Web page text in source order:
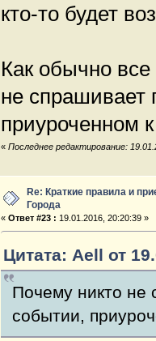
кто-то будет
Как обычно
не спрашивает
приуроченном
« Последнее редактирование:
Re: Краткие правила и
Города
« Ответ #23 : 19.01.2016, 20:20:39 »
Цитата: Aell от
Почему никто не
событии,